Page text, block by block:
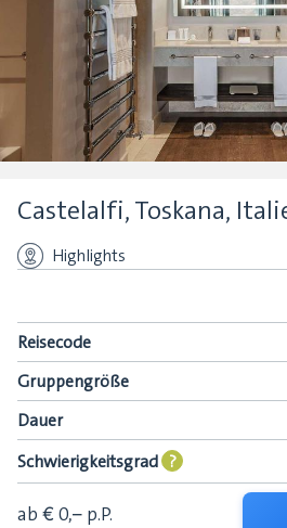
Castelalfi, Toskana,
Highlights
Reisecode
Gruppengröße
Dauer
Schwierigkeitsgrad ?
ab € 0,– p.P.